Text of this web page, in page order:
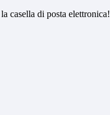
casella di posta elettronica!